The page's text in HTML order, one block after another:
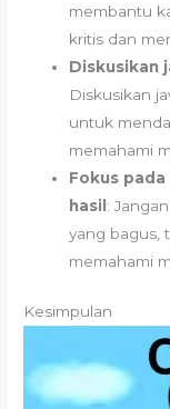
membantu
kritis dan
Diskusikan
Diskusikan
untuk
memahami
Fokus
hasil:
yang bagus,
memahami
Kesimpulan